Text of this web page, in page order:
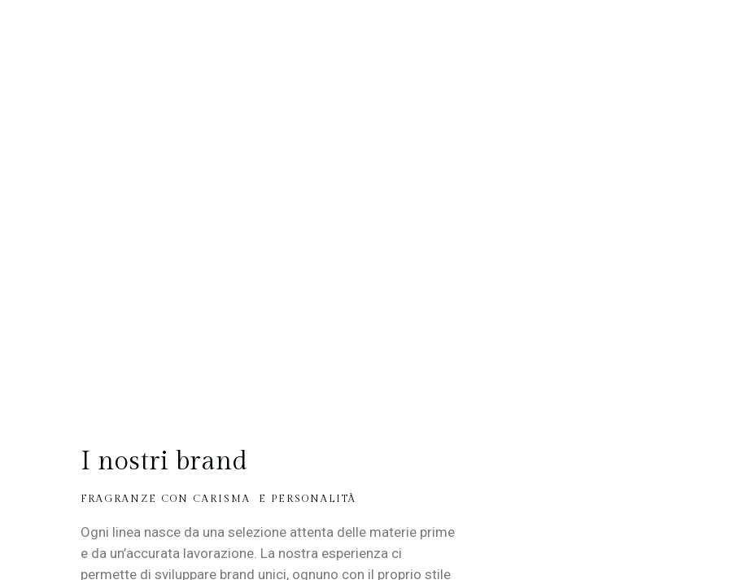
I nostri brand
FRAGRANZE CON CARISMA E PERSONALITÀ
Ogni linea nasce da una selezione attenta delle materie prime
e da un’accurata lavorazione. La nostra esperienza ci
permette di sviluppare brand unici, ognuno con il proprio stile